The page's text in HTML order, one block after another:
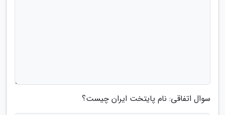
سوال اتفاقی: نام پایتخت ایران چیست؟